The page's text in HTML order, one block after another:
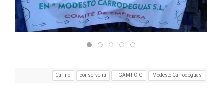
Cariño conserveira FGAMT-CIG Modesto Carrodeguas